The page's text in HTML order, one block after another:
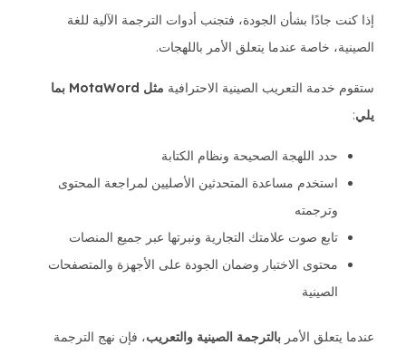
إذا كنت جادًا بشأن الجودة، فتجنب أدوات الترجمة الآلية للغة
الصينية، خاصة عندما يتعلق الأمر باللهجات.
ستقوم خدمة التعريب الصينية الاحترافية
مثل MotaWord بما
يلي:
حدد اللهجة الصحيحة ونظام الكتابة
استخدم مساعدة المتحدثين الأصليين لمراجعة المحتوى
وترجمته
تابع صوت علامتك التجارية ونبرتها عبر جميع المنصات
محتوى الاختبار وضمان الجودة على الأجهزة والمتصفحات
الصينية
عندما يتعلق الأمر بالترجمة الصينية والتعريب، فإن نهج الترجمة